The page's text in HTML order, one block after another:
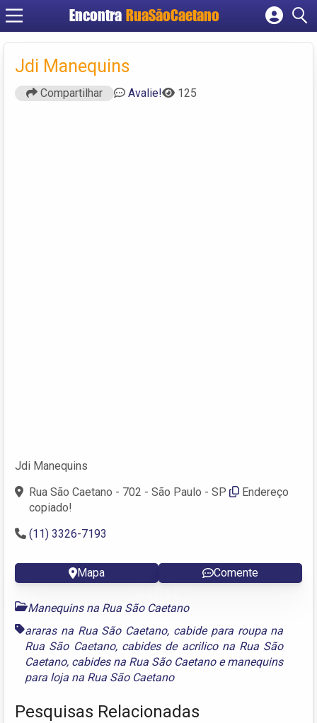
Encontra RuaSãoCaetano
Cadastrar empresa
Jdi Manequins
Compartilhar Avalie! 125
Jdi Manequins
Rua São Caetano - 702 - São Paulo - SP
Endereço
copiado!
(11) 3326-7193
Mapa Comente
Manequins na Rua São Caetano
araras na Rua São Caetano, cabide para roupa na
Rua São Caetano, cabides de acrilico na Rua São
Caetano, cabides na Rua São Caetanoemanequins
para loja na Rua São Caetano
Pesquisas Relacionadas